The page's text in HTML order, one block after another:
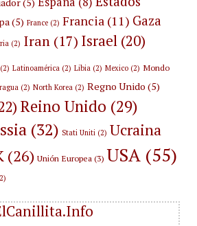
(5) France(2) Francia(11) Gaza
(2) Iran(17) Israel(20)
Latinoamérica(2) Libia(2) Mexico(2) Mondo
(2) North Korea(2) Regno Unido (5)
Reino Unido (29)
(32) Stati Uniti(2) Ucraina
(26) Unión Europea (3) USA(55)